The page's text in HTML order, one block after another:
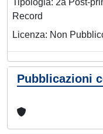
Tipologia: 2a Post-
Record
Licenza: Non
Pubblicazioni